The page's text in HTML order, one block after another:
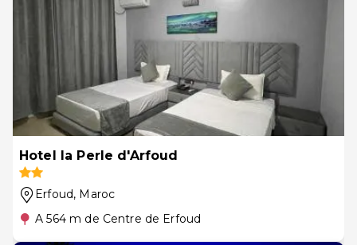
Hotel la Perle d'Arfoud
Erfoud, Maroc
A 564 m de Centre de Erfoud